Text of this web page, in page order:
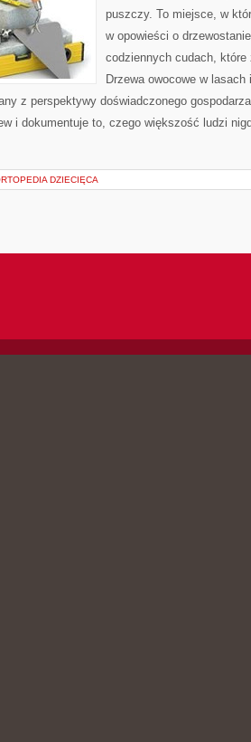
puszczy. To miejsce, w
w opowieści o
codziennych cudach, które
Drzewa owocowe w
z perspektywy doświadczonego
i dokumentuje to, czego większość ludzi
DZIECIĘCA